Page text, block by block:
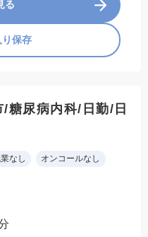
る
り保存
/糖尿病内科/日勤/日
なし オンコールなし